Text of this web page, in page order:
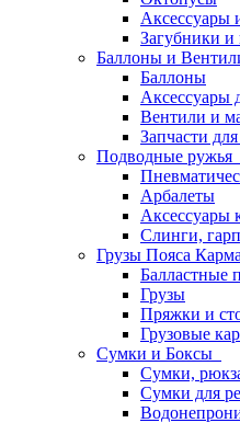
Аксессуары
Загубники и
Баллоны и
Баллоны
Аксессуары
Вентили и
Запчасти
Подводные ружья
Арбалеты
Аксессуары
Слинги,
Грузы Пояса
Балластные
Грузы
Пряжки и
Грузовые
Сумки и Боксы
Сумки,
Сумки для